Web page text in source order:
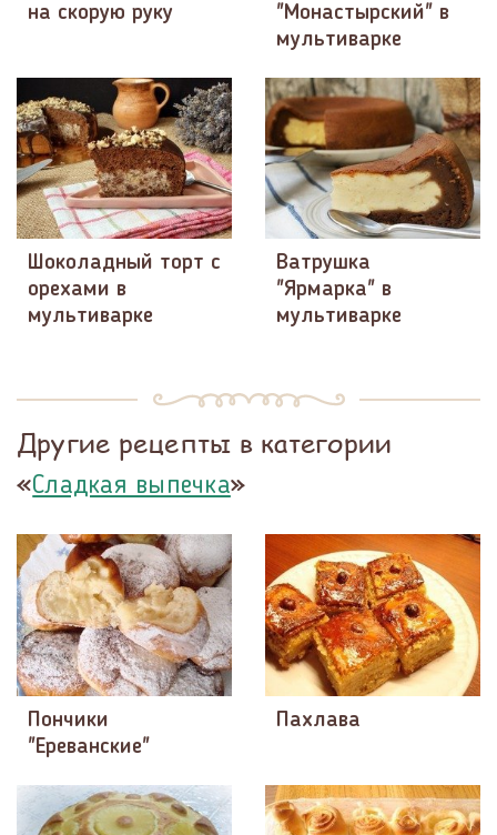
на скорую руку
"Монастырский" в
мультиварке
Шоколадный торт с
орехами в
мультиварке
Ватрушка
"Ярмарка" в
мультиварке
Другие рецепты в категории
«Сладкая выпечка»
Пончики
"Ереванские"
Пахлава